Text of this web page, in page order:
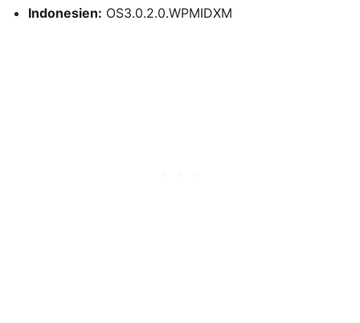
Indonesien: OS3.0.2.0.WPMIDXM